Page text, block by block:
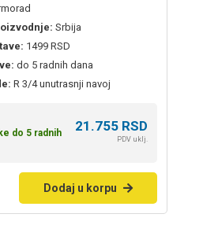
Srbija
1499 RSD
do 5 radnih dana
R 3/4 unutrasnji navoj
do 5 radnih
21.755 RSD
PDV uklj.
Dodaj u korpu